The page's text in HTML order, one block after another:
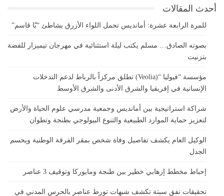
أحدث المقالات
للمرة الرابعة عشرة: أمانديس تحمل اللواء الأزرق بشاطئ “بّا قاسم”
بصوته الصادق… مسلم يكتب ليلة استثنائية في مهرجان تيميزار للفضة
بتزنيت
مؤسسة “فيوليا “(Veolia) تطلق مركزاً بالرباط لدعم التدخلات
الإنسانية في إفريقيا والشرق الأدنى والشرق الأوسط
شراكة استراتيجية بين أمانديس وجمعية مدرسي علوم الحياة والأرض
لتعزيز حماية الموارد الطبيعية والتنوع البيولوجي بطنجة وتطوان
الوكيل العام يكشف تفاصيل وفاة شخص بمقر الفرقة الوطنية ويحسم
الجدل
إحباط مخطط إرهابي خطير بين طنجة ومايوركا وتوقيف 3 عناصر
تحقيقات نفق سبتة تكشف شبهات تورط عناصر بالحرس المدني في